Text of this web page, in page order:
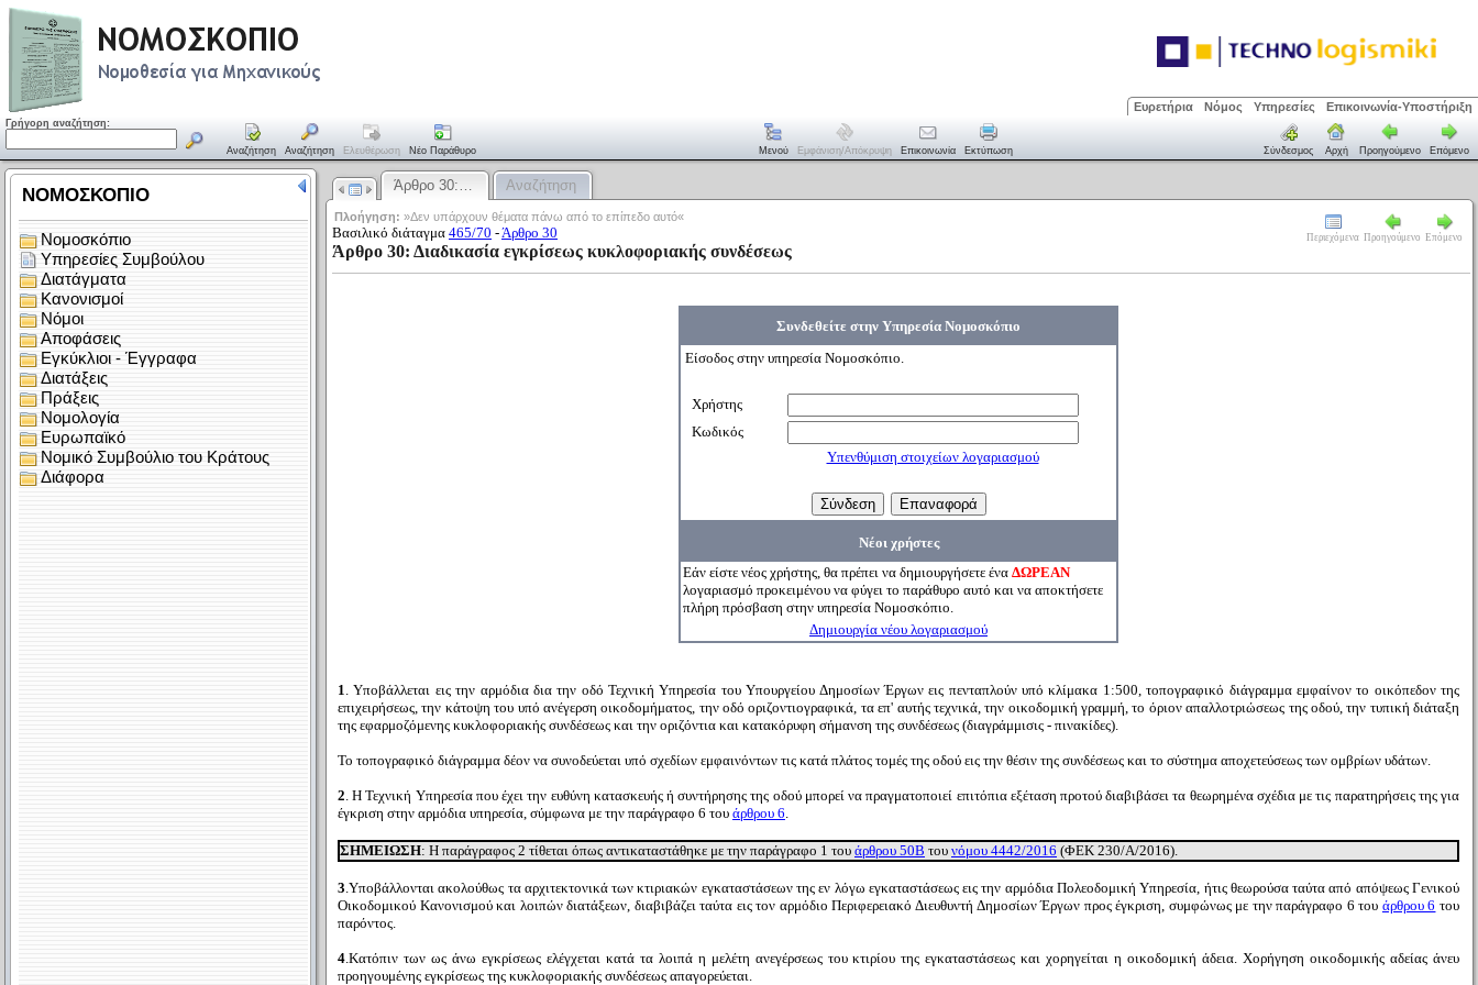
Ευρετήρια Νόμος Υπηρεσίες Επικοινωνία-Υποστήριξη
Γρήγορη αναζήτηση:
Αναζήτηση Αναζήτηση Ελευθέρωση Νέο Παράθυρο Μενού Εμφάνιση/απόκρυψη Επικοινωνία Εκτύπωση Σύνδεσμος Αρχή Προηγούμενο Επόμενο
Άρθρο 30:… Αναζήτηση